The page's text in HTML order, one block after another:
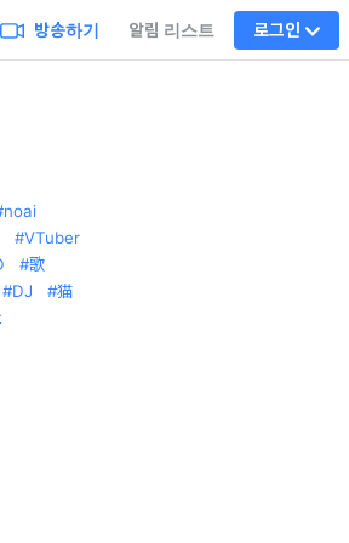
방송하기 알림 리스트 로그인
noai
VTuber
歌
DJ
猫